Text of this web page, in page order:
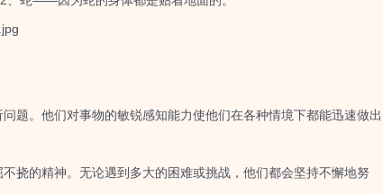
。他们对事物的敏锐感知能力使他们在各种情境下都能迅速做出
的精神。无论遇到多大的困难或挑战，他们都会坚持不懈地努